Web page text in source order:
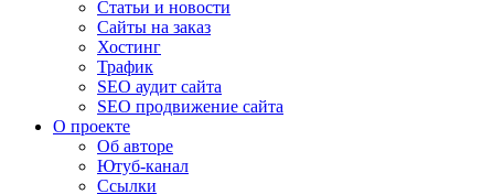
Статьи и новости
Сайты на заказ
Хостинг
Трафик
SEO аудит сайта
SEO продвижение сайта
О проекте
Об авторе
Ютуб-канал
Ссылки